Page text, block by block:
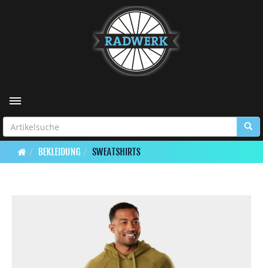
Toggle navigation
BEKLEIDUNG SWEATSHIRTS